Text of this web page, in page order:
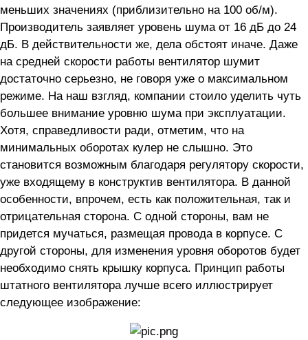
меньших значениях (приблизительно на 100 об/м).
Производитель заявляет уровень шума от 16 дБ до 24
дБ. В действительности же, дела обстоят иначе. Даже
на средней скорости работы вентилятор шумит
достаточно серьезно, не говоря уже о максимальном
режиме. На наш взгляд, компании стоило уделить чуть
большее внимание уровню шума при эксплуатации.
Хотя, справедливости ради, отметим, что на
минимальных оборотах кулер не слышно. Это
становится возможным благодаря регулятору скорости,
уже входящему в конструктив вентилятора. В данной
особенности, впрочем, есть как положительная, так и
отрицательная сторона. С одной стороны, вам не
придется мучаться, размещая провода в корпусе. С
другой стороны, для изменения уровня оборотов будет
необходимо снять крышку корпуса. Принцип работы
штатного вентилятора лучше всего иллюстрирует
следующее изображение: